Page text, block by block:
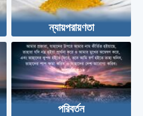
ন্যায়পরায়ণতা
পরিবর্তন